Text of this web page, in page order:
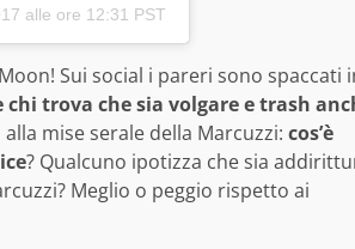
alle ore 12:31 PST
Sui social i pareri sono spaccati
trova che sia volgare e trash
mise serale della Marcuzzi: cos’è
? Qualcuno ipotizza che sia
Meglio o peggio rispetto ai